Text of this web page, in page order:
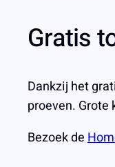
Gratis
Dankzij het
proeven.
Bezoek de